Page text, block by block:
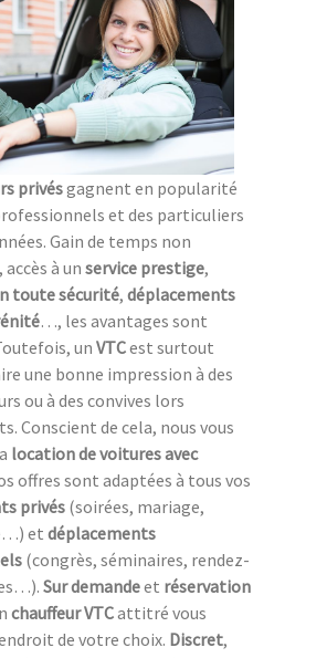
privésgagnent en popularité
et des particuliers
Gain de temps non
à un service prestige,
toute sécurité, déplacements
…, les avantages sont
un VTCest surtout
une bonne impression à des
ou à des convives lors
Conscient de cela, nous vous
location de voitures avec
offres sont adaptées à tous vos
privés (soirées, mariage,
et déplacements
(congrès, séminaires, rendez-
Sur demandeet réservation
chauffeur VTCattitré vous
de votre choix. Discret,